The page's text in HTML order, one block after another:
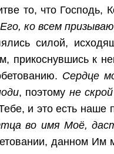
то, что Господь,
ко всем
силой,
прикоснувшись к
Сердце
, поэтому не
и это есть наше
во имя Моё,
данном Им